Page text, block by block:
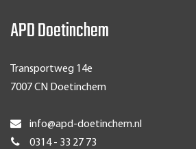
APD Doetinchem
Transportweg 14e
7007 CN Doetinchem
info@apd-doetinchem.nl
0314 - 33 27 73